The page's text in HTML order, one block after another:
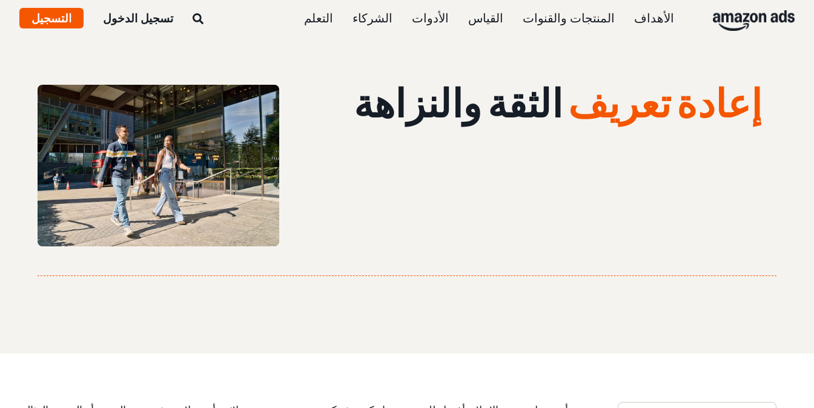
الأهداف المنتجات والقنوات القياس الأدوات الشركاء التعلم تسجيل الدخول التسجيل
إعادة تعريف الثقة والنزاهة